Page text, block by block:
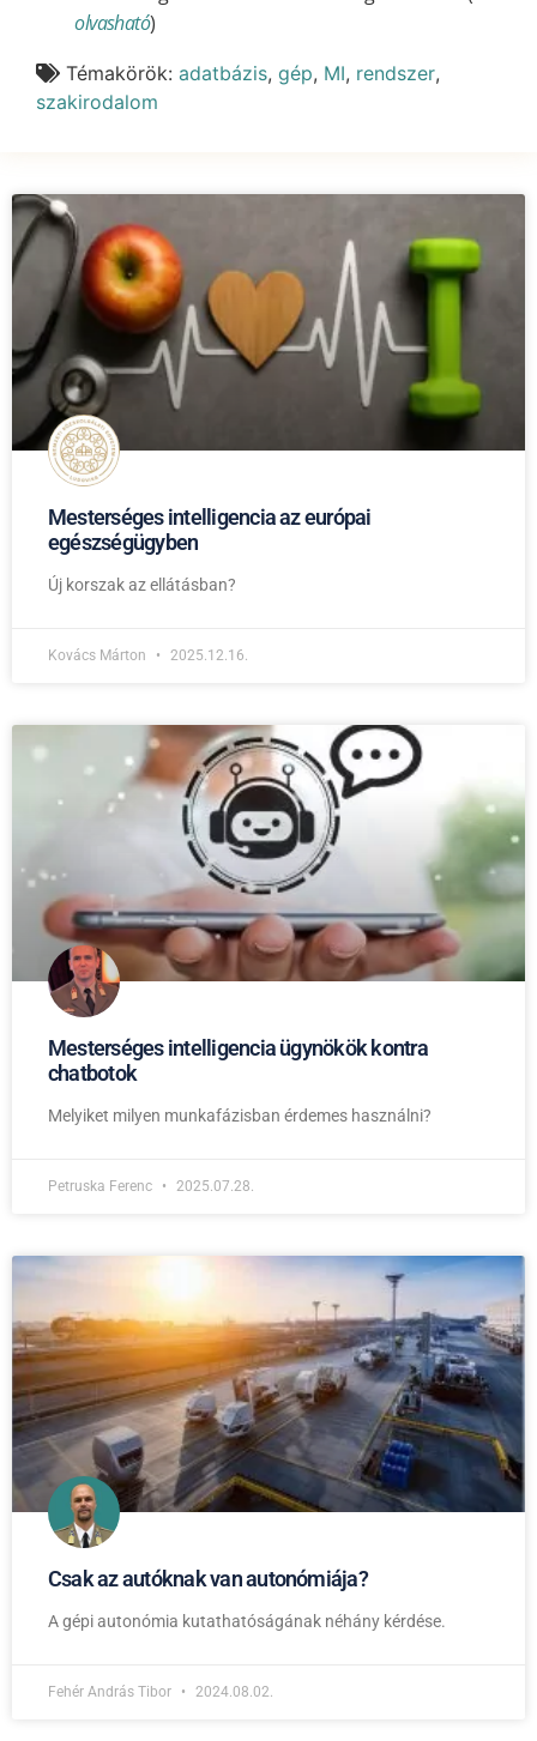
Mesterséges intelligencia az európai
egészségügyben
Új korszak az ellátásban?
Kovács Márton 2025.12.16.
Mesterséges intelligencia ügynökök kontra
chatbotok
Melyiket milyen munkafázisban érdemes használni?
Petruska Ferenc 2025.07.28.
Csak az autóknak van autonómiája?
A gépi autonómia kutathatóságának néhány kérdése.
Fehér András Tibor 2024.08.02.
olvasható)
Témakörök: adatbázis, gép, MI, rendszer,
szakirodalom